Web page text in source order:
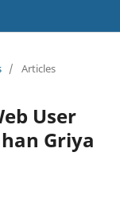
/ Articles
User
Griya